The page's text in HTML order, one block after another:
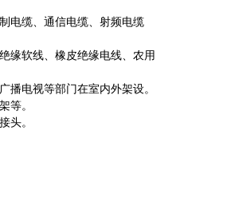
电缆、通信电缆、射频电缆
缘软线、橡皮绝缘电线、农用
电视等部门在室内外架设。
等。
头。